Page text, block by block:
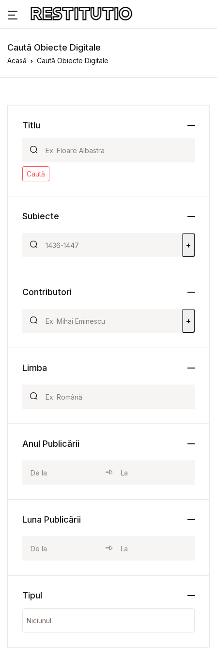
Caută Obiecte Digitale
Acasă Caută Obiecte Digitale
Titlu
Caută
Subiecte
+
Contributori
+
Limba
Anul Publicării
Luna Publicării
Tipul